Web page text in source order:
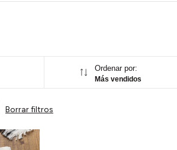
Ordenar por:
Más vendidos
Borrar filtros